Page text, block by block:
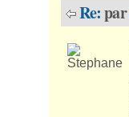
Re:par